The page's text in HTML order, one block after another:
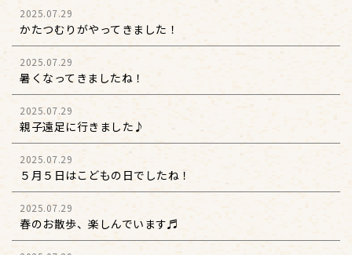
2025.07.29
かたつむりがやってきました！
2025.07.29
暑くなってきましたね！
2025.07.29
親子遠足に行きました♪
2025.07.29
５月５日はこどもの日でしたね！
2025.07.29
春のお散歩、楽しんでいます♬